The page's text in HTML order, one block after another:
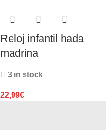
Reloj infantil hada
madrina
3 in stock
22,99€